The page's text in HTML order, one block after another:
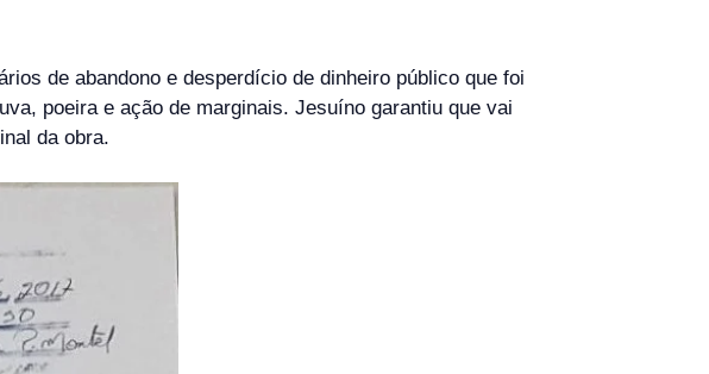
de abandono e desperdício de dinheiro público que foi
poeira e ação de marginais. Jesuíno garantiu que vai
da obra.